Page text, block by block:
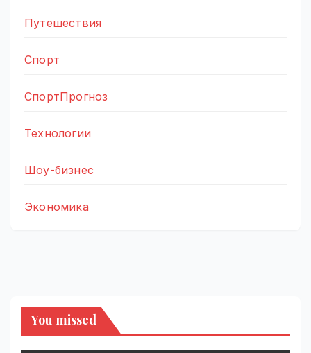
Путешествия
Спорт
СпортПрогноз
Технологии
Шоу-бизнес
Экономика
You missed